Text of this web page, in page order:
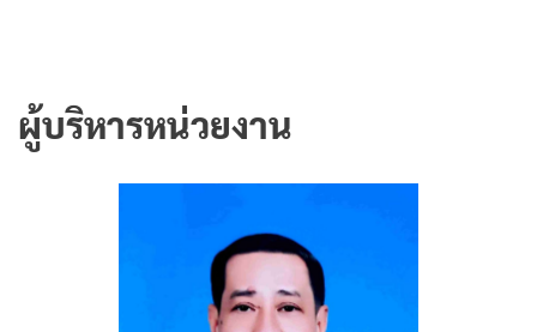
ผู้บริหารหน่วยงาน